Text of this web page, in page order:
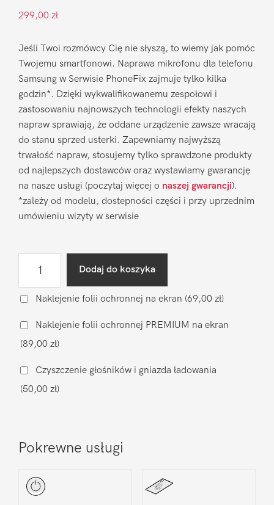
299,00 zł
Jeśli Twoi rozmówcy Cię nie słyszą, to wiemy jak pomóc
Twojemu smartfonowi. Naprawa mikrofonu dla telefonu
Samsung w Serwisie PhoneFix zajmuje tylko kilka
godzin*. Dzięki wykwalifikowanemu zespołowi i
zastosowaniu najnowszych technologii efekty naszych
napraw sprawiają, że oddane urządzenie zawsze wracają
do stanu sprzed usterki. Zapewniamy najwyższą
trwałość napraw, stosujemy tylko sprawdzone produkty
od najlepszych dostawców oraz wystawiamy gwarancję
na nasze usługi (poczytaj więcej o naszej gwarancji).
*zależy od modelu, dostepności części i przy uprzednim
umówieniu wizyty w serwisie
mikrofonu
Galaxy
S25
FE
Dodaj do koszyka
Naklejenie folii ochronnej na ekran (69,00 zł)
Naklejenie folii ochronnej PREMIUM na ekran
(89,00 zł)
Czyszczenie głośników i gniazda ładowania
(50,00 zł)
Pokrewne usługi